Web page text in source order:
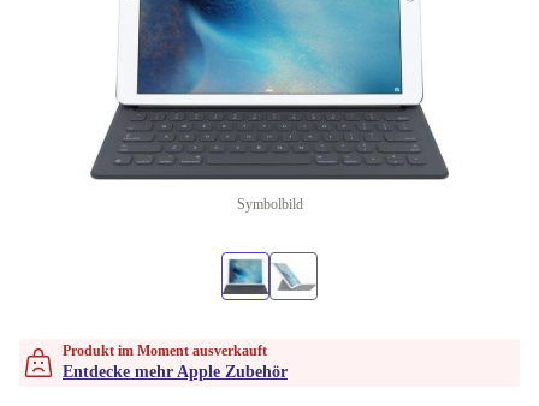
Symbolbild
Produkt im Moment ausverkauft
Entdecke mehr Apple Zubehör